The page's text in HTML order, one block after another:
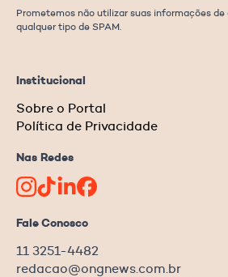
Institucional
Sobre o Portal
Política de Privacidade
Nas Redes
Fale Conosco
11 3251-4482
redacao@ongnews.com.br
Prometemos não utilizar suas informações
qualquer tipo de SPAM.